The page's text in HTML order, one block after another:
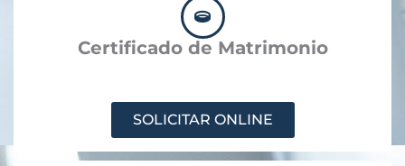
Certificado de Matrimonio
SOLICITAR ONLINE